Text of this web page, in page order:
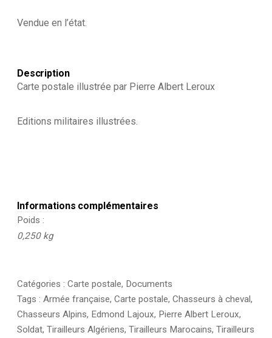
Dragons
-
Vendue en l’état.
Description
Carte postale illustrée par Pierre Albert Leroux
Editions militaires illustrées.
Informations complémentaires
Poids
0,250 kg
Catégories : Carte postale, Documents
Tags : Armée française, Carte postale, Chasseurs à cheval,
Chasseurs Alpins, Edmond Lajoux, Pierre Albert Leroux,
Soldat, Tirailleurs Algériens, Tirailleurs Marocains, Tirailleurs